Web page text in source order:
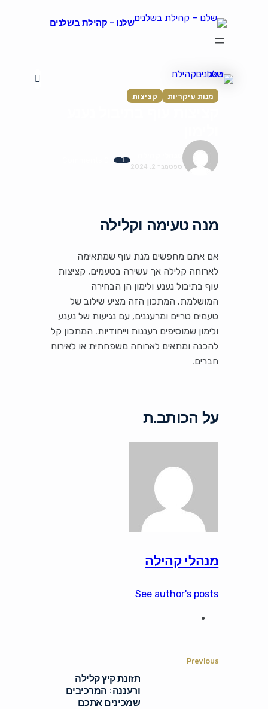
שלנו – קהילת בשלנים
הצהרת נגישות
מנות עיקריות קציצות
מנהלי קהילה
ספטמבר 2, 2024
מנה טעימה וקלילה
אם אתם מחפשים מנת עוף שמתאימה
לארוחה קלילה אך עשירה בטעמים, קציצות
עוף בתיבול נענע ולימון הן הבחירה
המושלמת. המתכון הזה מציע שילוב של
טעמים טריים ומרעננים, עם נגיעות של נענע
ולימון שמוסיפים רעננות וייחודיות. המתכון קל
להכנה ומתאים לארוחה משפחתית או לאירוח
חברים.
על הכותב.ת
מנהלי קהילה
See author's posts
Previous
תזונת קיץ קלילה
ורעננה: המרכיבים
שמכינים אתכם